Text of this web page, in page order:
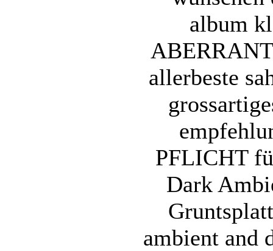
album
allerbeste
PFLICHT
Dark
ambient and